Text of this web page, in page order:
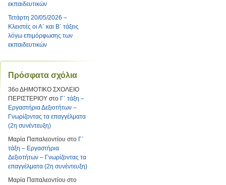
εκπαιδευτικών
Τετάρτη 20/05/2026 –
Κλειστές οι Α΄ και Β΄ τάξεις
λόγω επιμόρφωσης των
εκπαιδευτικών
Πρόσφατα σχόλια
36ο ΔΗΜΟΤΙΚΟ ΣΧΟΛΕΙΟ
ΠΕΡΙΣΤΕΡΙΟΥ στο Γ΄ τάξη –
Εργαστήρια Δεξιοτήτων –
Γνωρίζοντας τα επαγγέλματα
(2η συνέντευξη)
Μαρία Παπαλεοντίου στο Γ΄
τάξη – Εργαστήρια
Δεξιοτήτων – Γνωρίζοντας τα
επαγγέλματα (2η συνέντευξη)
Μαρία Παπαλεοντίου στο